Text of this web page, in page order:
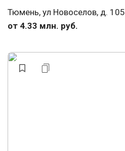
Тюмень, ул Новоселов, д. 105
от 4.33 млн. руб.